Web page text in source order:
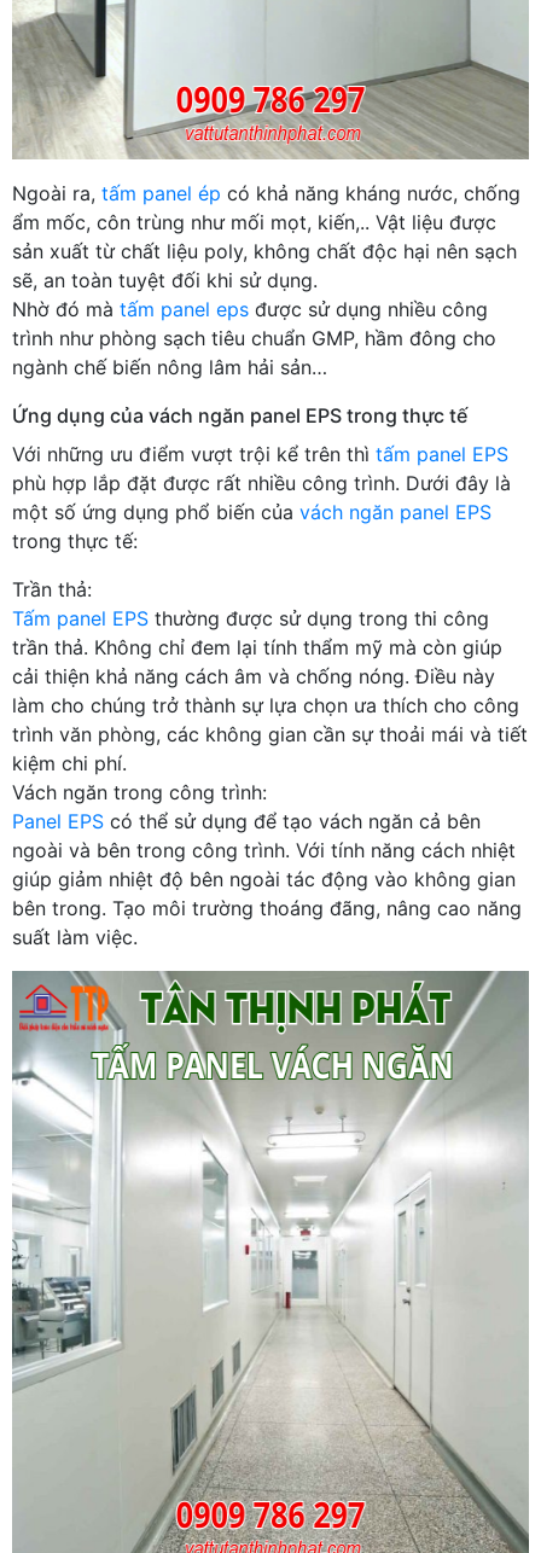
Ngoài ra, tấm panel ép có khả năng kháng nước, chống
ẩm mốc, côn trùng như mối mọt, kiến,.. Vật liệu được
sản xuất từ chất liệu poly, không chất độc hại nên sạch
sẽ, an toàn tuyệt đối khi sử dụng.
Nhờ đó mà tấm panel eps được sử dụng nhiều công
trình như phòng sạch tiêu chuẩn GMP, hầm đông cho
ngành chế biến nông lâm hải sản…
Ứng dụng của vách ngăn panel EPS trong thực tế
Với những ưu điểm vượt trội kể trên thì tấm panel EPS
phù hợp lắp đặt được rất nhiều công trình. Dưới đây là
một số ứng dụng phổ biến của vách ngăn panel EPS
trong thực tế:
Trần thả:
Tấm panel EPS thường được sử dụng trong thi công
trần thả. Không chỉ đem lại tính thẩm mỹ mà còn giúp
cải thiện khả năng cách âm và chống nóng. Điều này
làm cho chúng trở thành sự lựa chọn ưa thích cho công
trình văn phòng, các không gian cần sự thoải mái và tiết
kiệm chi phí.
Vách ngăn trong công trình:
Panel EPS có thể sử dụng để tạo vách ngăn cả bên
ngoài và bên trong công trình. Với tính năng cách nhiệt
giúp giảm nhiệt độ bên ngoài tác động vào không gian
bên trong. Tạo môi trường thoáng đãng, nâng cao năng
suất làm việc.